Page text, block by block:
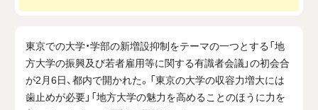
東京での大学・学部の新増設抑制をテーマの一つとする「地
方大学の振興及び若者雇用等に関する有識者会議」の初会合
が2月6日、都内で開かれた。「東京の大学の収容力増大には
歯止めが必要」「地方大学の魅力を高めることのほうに力を